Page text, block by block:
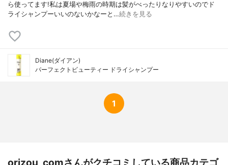
ら使ってます!私は夏場や梅雨の時期は髪がべったりなりやすいのでド
ライシャンプーいいのないかなーと…続きを見る
Diane(ダイアン)
パーフェクトビューティー ドライシャンプー
1
orizou_comさんがクチコミしている商品カテゴ